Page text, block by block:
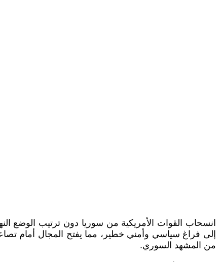
انسحاب القوات الأمريكية من سوريا دون ترتيب الوضع
إلى فراغ سياسي وأمني خطير، مما يفتح المجال أمام
من المشهد السوري.